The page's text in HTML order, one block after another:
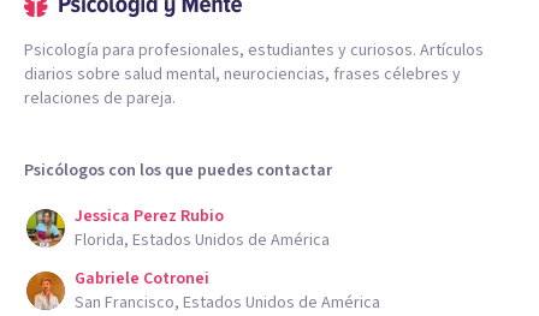
Psicología para profesionales, estudiantes y curiosos. Artículos
diarios sobre salud mental, neurociencias, frases célebres y
relaciones de pareja.
Psicólogos con los que puedes contactar
Jessica Perez Rubio
Florida, Estados Unidos de América
Gabriele Cotronei
San Francisco, Estados Unidos de América